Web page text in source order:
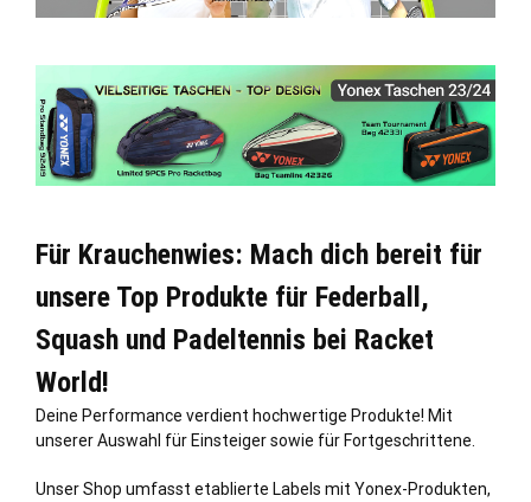
Für Krauchenwies: Mach dich bereit für
unsere Top Produkte für Federball,
Squash und Padeltennis bei Racket
World!
Deine Performance verdient hochwertige Produkte! Mit
unserer Auswahl für Einsteiger sowie für Fortgeschrittene.
Unser Shop umfasst etablierte Labels mit Yonex-Produkten,